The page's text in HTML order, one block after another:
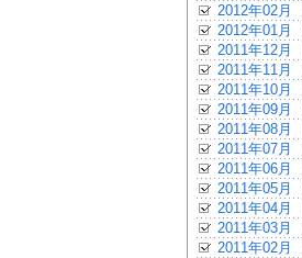
2012年02月
2012年01月
2011年12月
2011年11月
2011年10月
2011年09月
2011年08月
2011年07月
2011年06月
2011年05月
2011年04月
2011年03月
2011年02月